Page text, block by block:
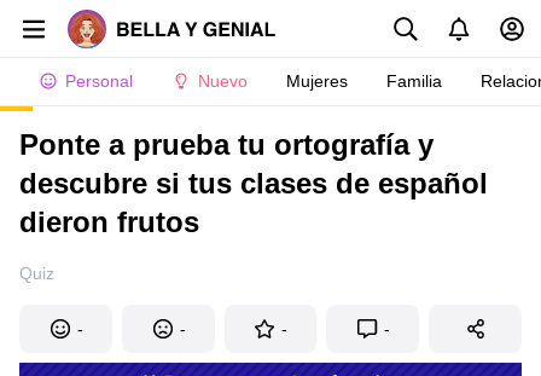
Personal Nuevo Mujeres Familia
Ponte a prueba tu ortografía y
descubre si tus clases de español
dieron frutos
Quiz
- - - -